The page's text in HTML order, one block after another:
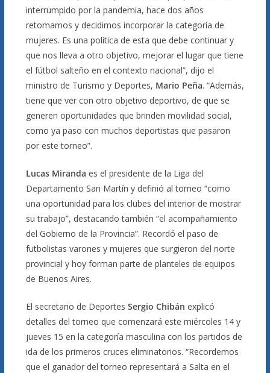
interrumpido por la pandemia, hace dos años
retomamos y decidimos incorporar la categoría de
mujeres. Es una política de esta que debe continuar y
que nos lleva a otro objetivo, mejorar el lugar que tiene
el fútbol salteño en el contexto nacional”, dijo el
ministro de Turismo y Deportes, Mario Peña. “Además,
tiene que ver con otro objetivo deportivo, de que se
generen oportunidades que brinden movilidad social,
como ya paso con muchos deportistas que pasaron
por este torneo”.
Lucas Miranda es el presidente de la Liga del
Departamento San Martín y definió al torneo “como
una oportunidad para los clubes del interior de mostrar
su trabajo”, destacando también “el acompañamiento
del Gobierno de la Provincia”. Recordó el paso de
futbolistas varones y mujeres que surgieron del norte
provincial y hoy forman parte de planteles de equipos
de Buenos Aires.
El secretario de Deportes Sergio Chibán explicó
detalles del torneo que comenzará este miércoles 14 y
jueves 15 en la categoría masculina con los partidos de
ida de los primeros cruces eliminatorios. “Recordemos
que el ganador del torneo representará a Salta en el